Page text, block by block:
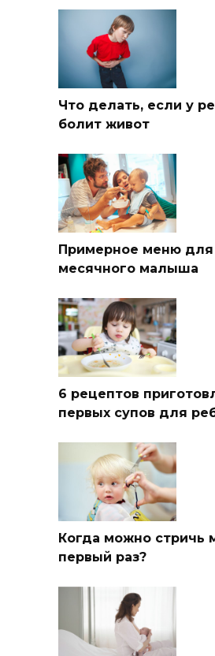
Что делать, если у
болит живот
Примерное меню для
месячного малыша
6 рецептов
первых супов для
Когда можно стричь
первый раз?